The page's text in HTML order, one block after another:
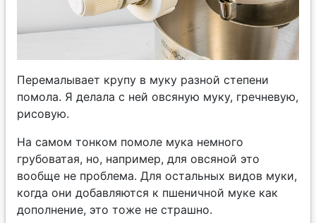
Перемалывает крупу в муку разной степени
помола. Я делала с ней овсяную муку, гречневую,
рисовую.
На самом тонком помоле мука немного
грубоватая, но, например, для овсяной это
вообще не проблема. Для остальных видов муки,
когда они добавляются к пшеничной муке как
дополнение, это тоже не страшно.